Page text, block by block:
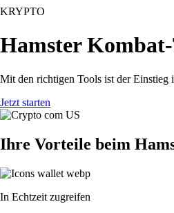
KRYPTO
Hamster
Mit den richtigen Tools ist der Einstieg
Jetzt starten
Ihre Vorteile beim
In Echtzeit zugreifen